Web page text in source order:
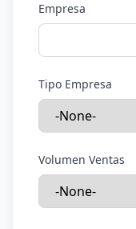
Empresa
Tipo Empresa
Volumen Ventas